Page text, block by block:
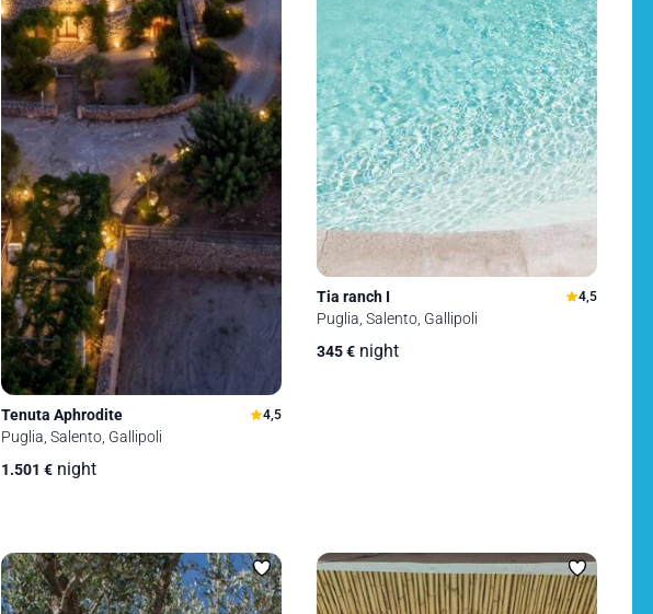
Tenuta Aphrodite 4,5
Puglia, Salento, Gallipoli
1.501 € night
Tia ranch I 4,5
Puglia, Salento, Gallipoli
345€ night